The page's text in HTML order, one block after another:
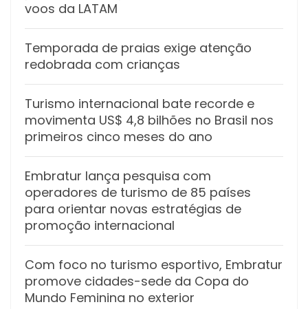
voos da LATAM
Temporada de praias exige atenção
redobrada com crianças
Turismo internacional bate recorde e
movimenta US$ 4,8 bilhões no Brasil nos
primeiros cinco meses do ano
Embratur lança pesquisa com
operadores de turismo de 85 países
para orientar novas estratégias de
promoção internacional
Com foco no turismo esportivo, Embratur
promove cidades-sede da Copa do
Mundo Feminina no exterior